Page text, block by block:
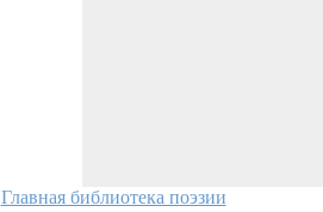
Главная библиотека поэзии